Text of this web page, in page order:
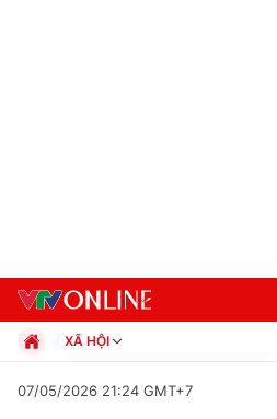
XÃ HỘI
Xã hội
07/05/2026 21:24 GMT+7